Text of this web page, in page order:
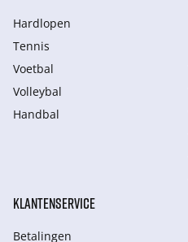
Hardlopen
Tennis
Voetbal
Volleybal
Handbal
KLANTENSERVICE
Betalingen